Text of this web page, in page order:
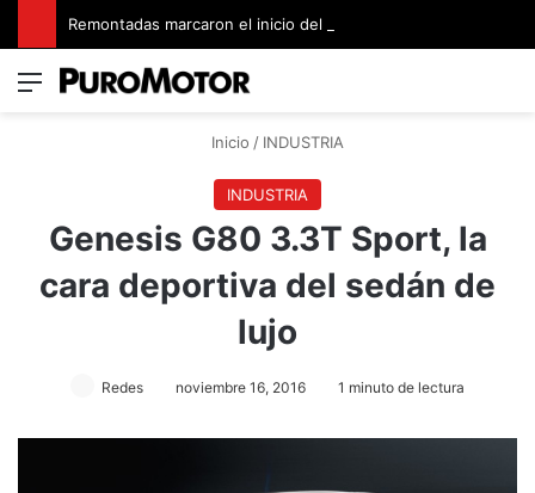
Menú
Inicio / INDUSTRIA
INDUSTRIA
Genesis G80 3.3T Sport, la
cara deportiva del sedán de
lujo
Redes noviembre 16, 2016 1 minuto de lectura